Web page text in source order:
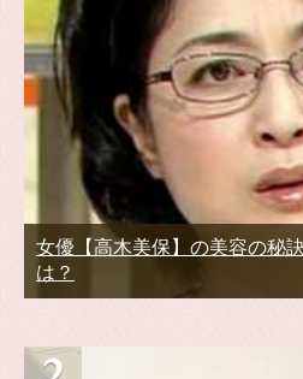
女優【高木美保】の美容の秘
は？